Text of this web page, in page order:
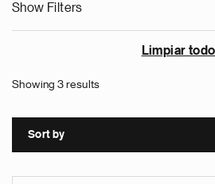
Show Filters
Limpiar todo
Showing 3 results
Sort by